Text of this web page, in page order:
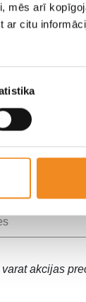
mēs arī
citu
īpašu
akcijas